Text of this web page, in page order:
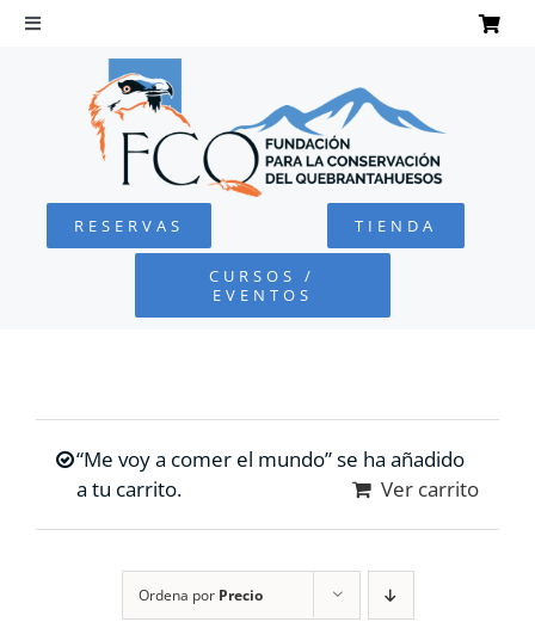
Saltar
Toggle
Navigation
QUEBRANTAHUESOS
FUNDACIÓN
RESERVAS TIENDA
CURSOS /
EVENTOS
“Me voy a comer el mundo” se ha añadido
a tu carrito.
Ver carrito
Ordena por Precio